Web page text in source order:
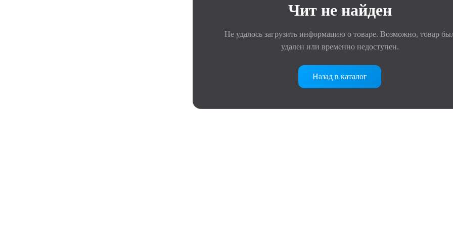
Чит не найден
Не удалось загрузить информацию о товаре. Возможно, товар
удален или временно недоступен.
Назад в каталог